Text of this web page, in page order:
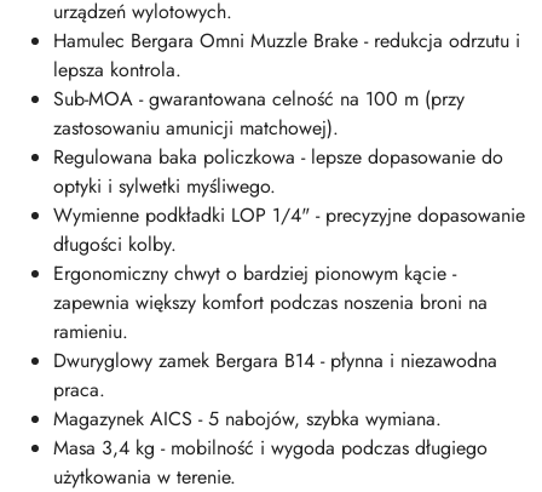
urządzeń wylotowych.
Hamulec Bergara Omni Muzzle Brake - redukcja odrzutu i
lepsza kontrola.
Sub-MOA - gwarantowana celność na 100 m (przy
zastosowaniu amunicji matchowej).
Regulowana baka policzkowa - lepsze dopasowanie do
optyki i sylwetki myśliwego.
Wymienne podkładki LOP 1/4" - precyzyjne dopasowanie
długości kolby.
Ergonomiczny chwyt o bardziej pionowym kącie -
zapewnia większy komfort podczas noszenia broni na
ramieniu.
Dwuryglowy zamek Bergara B14 - płynna i niezawodna
praca.
Magazynek AICS - 5 nabojów, szybka wymiana.
Masa 3,4 kg - mobilność i wygoda podczas długiego
użytkowania w terenie.